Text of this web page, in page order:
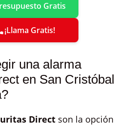
Gratis
¡Llama Gratis!
una alarma
en San Cristóbal
Direct son la opción